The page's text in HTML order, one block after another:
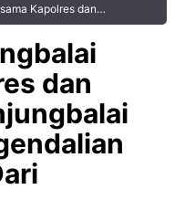
Kapolres dan
dan